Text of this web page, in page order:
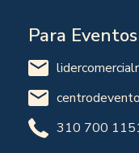
Para Eventos
310 700